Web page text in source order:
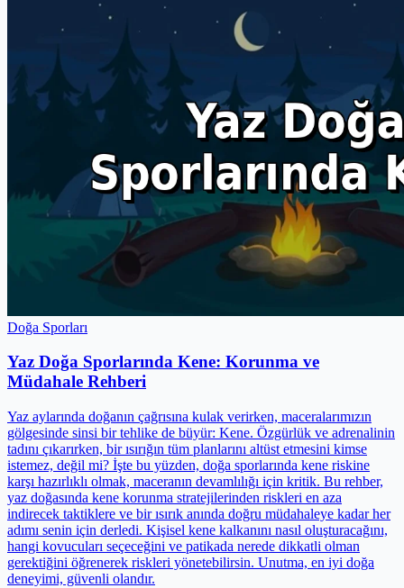
Doğa Sporları
Yaz Doğa Sporlarında Kene: Korunma ve
Müdahale Rehberi
Yaz aylarında doğanın çağrısına kulak verirken, maceralarımızın
gölgesinde sinsi bir tehlike de büyür: Kene. Özgürlük ve adrenalinin
tadını çıkarırken, bir ısırığın tüm planlarını altüst etmesini kimse
istemez, değil mi? İşte bu yüzden, doğa sporlarında kene riskine
karşı hazırlıklı olmak, maceranın devamlılığı için kritik. Bu rehber,
yaz doğasında kene korunma stratejilerinden riskleri en aza
indirecek taktiklere ve bir ısırık anında doğru müdahaleye kadar her
adımı senin için derledi. Kişisel kene kalkanını nasıl oluşturacağını,
hangi kovucuları seçeceğini ve patikada nerede dikkatli olman
gerektiğini öğrenerek riskleri yönetebilirsin. Unutma, en iyi doğa
deneyimi, güvenli olandır.